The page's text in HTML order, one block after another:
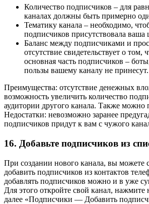
Количество подписчиков – для
каналах должны быть примерно
Тематику канала – необходимо,
подписчиков присутствовала ваша
Баланс между подписчиками и
отсутствие свидетельствует о том,
основная часть подписчиков –
пользы вашему каналу не принесут.
Преимущества: отсутствие денежных
возможность увеличить количество
аудитории другого канала. Также можно
Недостатки: невозможно заранее
подписчиков придут к вам с чужого
16. Добавьте подписчиков из
При создании нового канала, вы можете
добавить подписчиков из контактов
добавлять подписчиков можно и в уже
Для этого откройте свой канал, нажмите
далее «Подписчики — Добавить